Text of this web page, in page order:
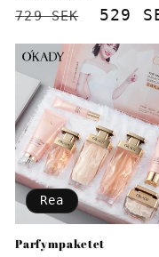
Ordinarie
729 SEK 529
Rea
Parfympaketet